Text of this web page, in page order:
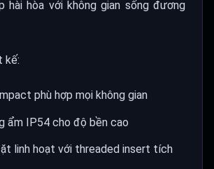
hài hòa với không gian sống đương
kế:
phù hợp mọi không gian
ẩm IP54 cho độ bền cao
linh hoạt với threaded insert tích